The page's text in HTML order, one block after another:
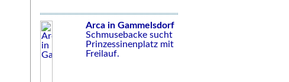
Arca in Gammelsdorf
Schmusebacke sucht
Prinzessinenplatz mit
Freilauf.